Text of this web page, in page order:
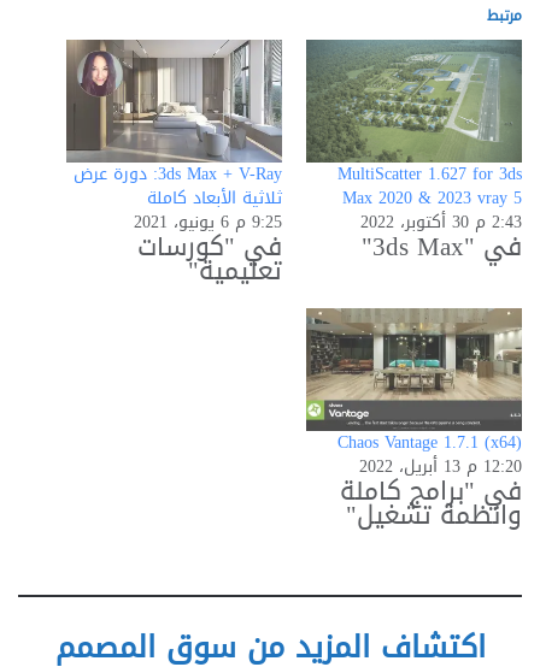
مرتبط
MultiScatter 1.627 for 3ds
Max 2020 & 2023 vray 5
2:43 م 30 أكتوبر، 2022
في "3ds Max"
3ds Max + V-Ray: دورة عرض
ثلاثية الأبعاد كاملة
9:25 م 6 يونيو، 2021
في "كورسات
تعليمية"
Chaos Vantage 1.7.1 (x64)
12:20 م 13 أبريل، 2022
في "برامج كاملة
وانظمة تشغيل"
اكتشاف المزيد من سوق المصمم